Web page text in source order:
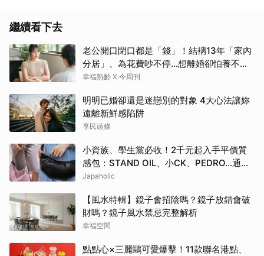
繼續看下去
老公開口閉口都是「錢」！結褵13年「家內
分居」、為花費吵不停…想離婚卻怕養不活
自己：還要忍3年？
幸福熟齡 X 今周刊
明明已婚卻還是迷戀別的對象 4大心法讓妳
遠離新鮮感陷阱
享民頭條
小資族、學生黨必收！2千元起入手平價質
感包：STAND OIL、小CK、PEDRO…通勤
約會都超加分
Japaholic
【風水特輯】鏡子會招陰嗎？鏡子放錯會破
財嗎？鏡子風水禁忌完整解析
幸福空間
點點心×三麗鷗可愛爆擊！11款聯名港點、